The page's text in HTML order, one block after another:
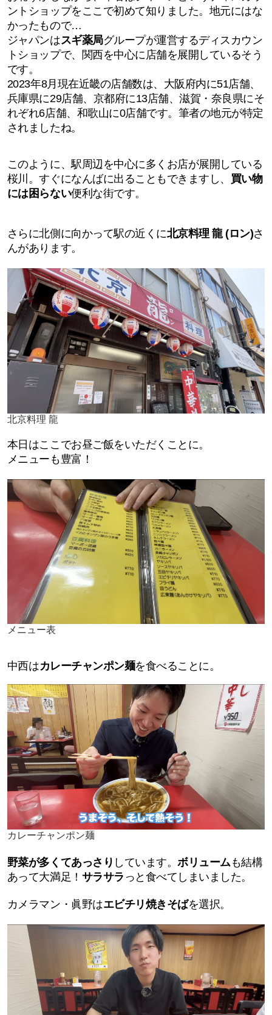
ントショップをここで初めて知りました。地元にはな
かったもので…
ジャパンはスギ薬局グループが運営するディスカウン
トショップで、関西を中心に店舗を展開しているそう
です。
2023年8月現在近畿の店舗数は、大阪府内に51店舗、
兵庫県に29店舗、京都府に13店舗、滋賀・奈良県にそ
れぞれ6店舗、和歌山に0店舗です。筆者の地元が特定
されましたね。
このように、駅周辺を中心に多くお店が展開している
桜川。すぐになんばに出ることもできますし、 買い物
には困らない便利な街です。
さらに北側に向かって駅の近くに北京料理 龍 (ロン)さ
んがあります。
北京料理 龍
本日はここでお昼ご飯をいただくことに。
メニューも豊富！
メニュー表
中西はカレーチャンポン麺を食べることに。
カレーチャンポン麺
野菜が多くてあっさり しています。ボリュームも結構
あって大満足！ サラサラ っと食べてしまいました。
カメラマン・眞野はエビチリ焼きそばを選択。